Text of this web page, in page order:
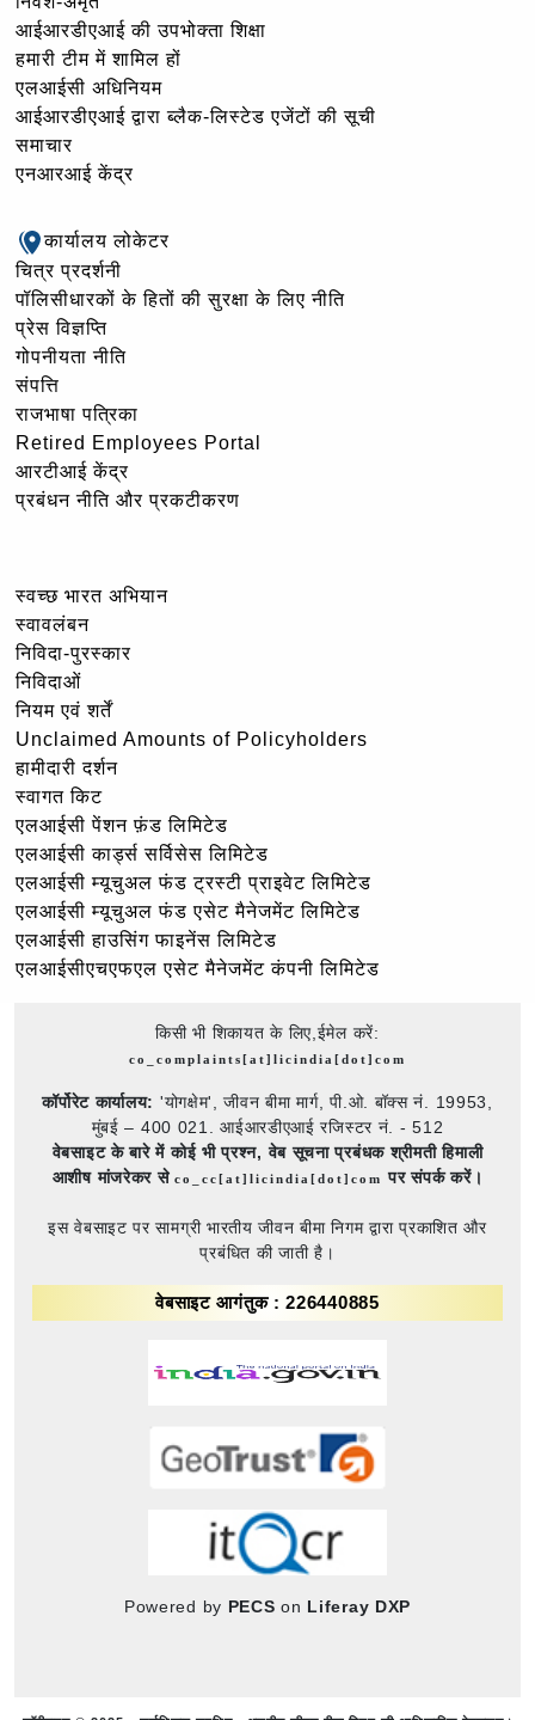
आईआरडीएआई की उपभोक्ता शिक्षा
हमारी टीम में शामिल हों
एलआईसी अधिनियम
आईआरडीएआई द्वारा ब्लैक-लिस्टेड एजेंटों की सूची
समाचार
एनआरआई केंद्र
कार्यालय लोकेटर
चित्र प्रदर्शनी
पॉलिसीधारकों के हितों की सुरक्षा के लिए नीति
प्रेस विज्ञप्ति
गोपनीयता नीति
संपत्ति
राजभाषा पत्रिका
Retired Employees Portal
आरटीआई केंद्र
प्रबंधन नीति और प्रकटीकरण
स्वच्छ भारत अभियान
स्वावलंबन
निविदा-पुरस्कार
निविदाओं
नियम एवं शर्तें
Unclaimed Amounts of Policyholders
हामीदारी दर्शन
स्वागत किट
एलआईसी पेंशन फ़ंड लिमिटेड
एलआईसी कार्ड्स सर्विसेस लिमिटेड
एलआईसी म्यूचुअल फंड ट्रस्टी प्राइवेट लिमिटेड
एलआईसी म्यूचुअल फंड एसेट मैनेजमेंट लिमिटेड
एलआईसी हाउसिंग फाइनेंस लिमिटेड
एलआईसीएचएफएल एसेट मैनेजमेंट कंपनी लिमिटेड
किसी भी शिकायत के लिए,ईमेल करें:
co_complaints[at]licindia[dot]com
कॉर्पोरेट कार्यालय: 'योगक्षेम', जीवन बीमा मार्ग, पी.ओ. बॉक्स नं. 19953,
मुंबई – 400 021. आईआरडीएआई रजिस्टर नं. - 512
वेबसाइट के बारे में कोई भी प्रश्न, वेब सूचना प्रबंधक श्रीमती हिमाली
आशीष मांजरेकर सेco_cc[at]licindia[dot]comपर संपर्क करें।
इस वेबसाइट पर सामग्री भारतीय जीवन बीमा निगम द्वारा प्रकाशित और
प्रबंधित की जाती है।
वेबसाइट आगंतुक : 226440885
Powered by PECS on Liferay DXP